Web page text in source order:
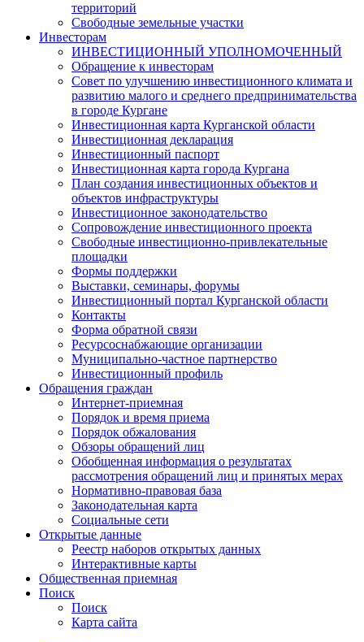
территорий
Свободные земельные участки
Инвесторам
ИНВЕСТИЦИОННЫЙ УПОЛНОМОЧЕННЫЙ
Обращение к инвесторам
Совет по улучшению инвестиционного климата и
развитию малого и среднего предпринимательства
в городе Кургане
Инвестиционная карта Курганской области
Инвестиционная декларация
Инвестиционный паспорт
Инвестиционная карта города Кургана
План создания инвестиционных объектов и
объектов инфраструктуры
Инвестиционное законодательство
Сопровождение инвестиционного проекта
Свободные инвестиционно-привлекательные
площадки
Формы поддержки
Выставки, семинары, форумы
Инвестиционный портал Курганской области
Контакты
Форма обратной связи
Ресурсоснабжающие организации
Муниципально-частное партнерство
Инвестиционный профиль
Обращения граждан
Интернет-приемная
Порядок и время приема
Порядок обжалования
Обзоры обращений лиц
Обобщенная информация о результатах
рассмотрения обращений лиц и принятых мерах
Нормативно-правовая база
Законодательная карта
Социальные сети
Открытые данные
Реестр наборов открытых данных
Интерактивные карты
Общественная приемная
Поиск
Поиск
Карта сайта